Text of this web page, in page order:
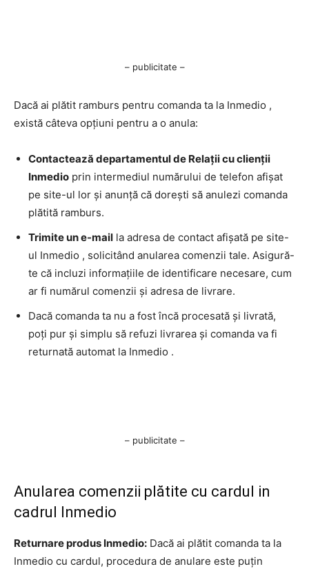
– publicitate –
Dacă ai plătit ramburs pentru comanda ta la Inmedio ,
există câteva opțiuni pentru a o anula:
Contactează departamentul de Relații cu clienții
Inmedio prin intermediul numărului de telefon afișat
pe site-ul lor și anunță că dorești să anulezi comanda
plătită ramburs.
Trimite un e-mail la adresa de contact afișată pe site-
ul Inmedio , solicitând anularea comenzii tale. Asigură-
te că incluzi informațiile de identificare necesare, cum
ar fi numărul comenzii și adresa de livrare.
Dacă comanda ta nu a fost încă procesată și livrată,
poți pur și simplu să refuzi livrarea și comanda va fi
returnată automat la Inmedio .
– publicitate –
Anularea comenzii plătite cu cardul in
cadrul Inmedio
Returnare produs Inmedio: Dacă ai plătit comanda ta la
Inmedio cu cardul, procedura de anulare este puțin